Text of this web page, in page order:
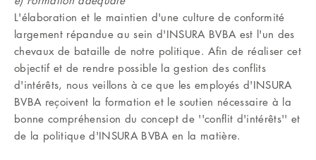
L'élaboration et le maintien d'une culture de conformité
largement répandue au sein d'INSURA BVBA est l'un des
chevaux de bataille de notre politique. Afin de réaliser cet
objectif et de rendre possible la gestion des conflits
d'intérêts, nous veillons à ce que les employés d'INSURA
BVBA reçoivent la formation et le soutien nécessaire à la
bonne compréhension du concept de ''conflit d'intérêts'' et
de la politique d'INSURA BVBA en la matière.